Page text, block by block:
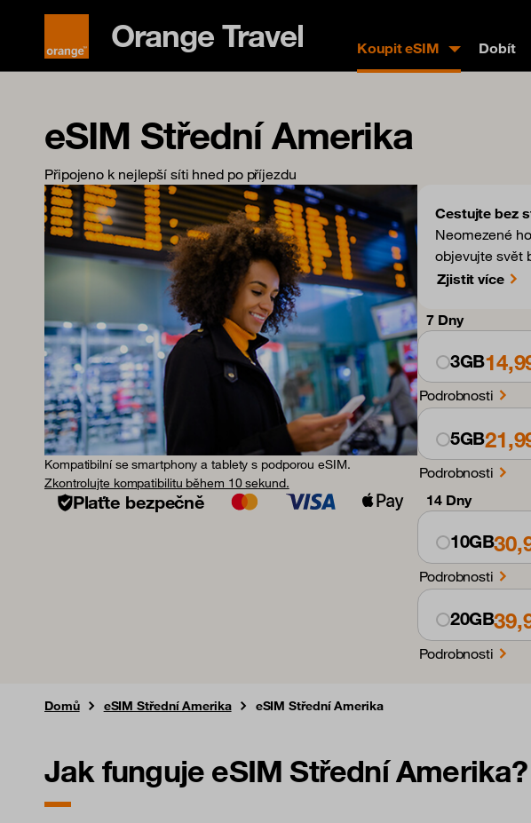
Orange Travel Koupit eSIM Dobít
eSIM Střední Amerika
Připojeno k nejlepší síti hned po příjezdu
Kompatibilní se smartphony a tablety s podporou eSIM.
Zkontrolujte kompatibilitu během 10 sekund.
Plaťte bezpečně
Cestujte bez
Neomezené
objevujte svět
Zjistit více
7 Dny
3GB
Podrobnosti
5GB
Podrobnosti
14 Dny
10GB
Podrobnosti
20GB
Podrobnosti
Domů eSIM Střední Amerika eSIM Střední Amerika
Jak funguje eSIM Střední Amerika?